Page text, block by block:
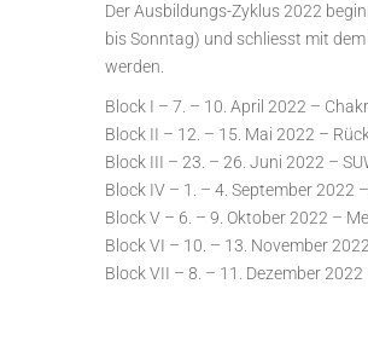
Der Ausbildungs-Zyklus 2022
bis Sonntag) und schliesst mit
werden.
Block I – 7. – 10. April 2022 –
Block II – 12. – 15. Mai 2022 –
Block III – 23. – 26. Juni 2022 –
Block IV – 1. – 4. September 2022
Block V – 6. – 9. Oktober 2022 –
Block VI – 10. – 13. November
Block VII – 8. – 11. Dezember